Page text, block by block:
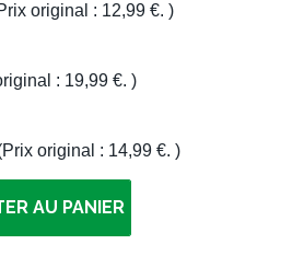
original : 12,99 €. )
: 19,99 €. )
original : 14,99 €. )
AU PANIER